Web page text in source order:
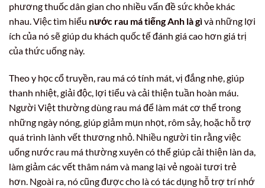
phương thuốc dân gian cho nhiều vấn đề sức khỏe khác
nhau. Việc tìm hiểu nước rau má tiếng Anh là gìvà những lợi
ích của nó sẽ giúp du khách quốc tế đánh giá cao hơn giá trị
của thức uống này.
Theo y học cổ truyền, rau má có tính mát, vị đắng nhẹ, giúp
thanh nhiệt, giải độc, lợi tiểu và cải thiện tuần hoàn máu.
Người Việt thường dùng rau má để làm mát cơ thể trong
những ngày nóng, giúp giảm mụn nhọt, rôm sảy, hoặc hỗ trợ
quá trình lành vết thương nhỏ. Nhiều người tin rằng việc
uống nước rau má thường xuyên có thể giúp cải thiện làn da,
làm giảm các vết thâm nám và mang lại vẻ ngoài tươi trẻ
hơn. Ngoài ra, nó cũng được cho là có tác dụng hỗ trợ trí nhớ